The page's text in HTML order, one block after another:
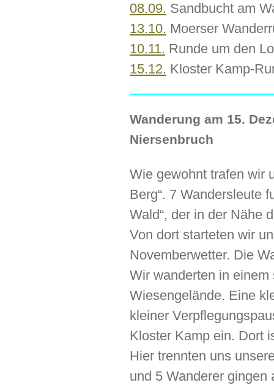
08.09. Sandbucht am
13.10. Moerser
10.11. Runde um den
15.12. Kloster Kamp-
Wanderung am 15.
Niersenbruch
Wie gewohnt trafen wir
Berg“. 7 Wandersleute
Wald“, der in der Nähe
Von dort starteten wir
Novemberwetter. Die
Wir wanderten in
Wiesengelände. Eine
kleiner
Kloster Kamp ein. Dort
Hier trennten uns
und 5 Wanderer